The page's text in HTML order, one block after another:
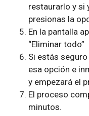
restaurarlo y si
presionas la
En la pantalla
“Eliminar todo”
Si estás
esa opción e
y empezará el
El proceso
minutos.